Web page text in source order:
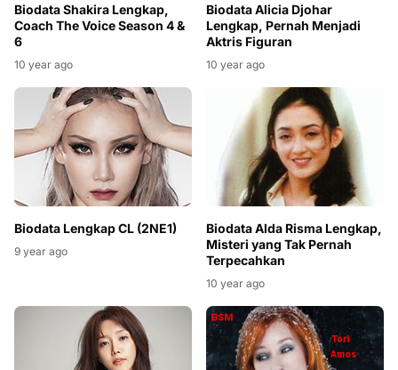
Biodata Shakira Lengkap,
Coach The Voice Season 4 &
6
10 year ago
Biodata Alicia Djohar
Lengkap, Pernah Menjadi
Aktris Figuran
10 year ago
Biodata Lengkap CL (2NE1)
9 year ago
Biodata Alda Risma Lengkap,
Misteri yang Tak Pernah
Terpecahkan
10 year ago